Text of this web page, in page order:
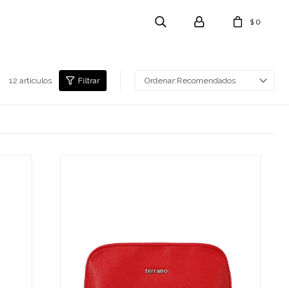
$ 0
12 artículos Recomendados